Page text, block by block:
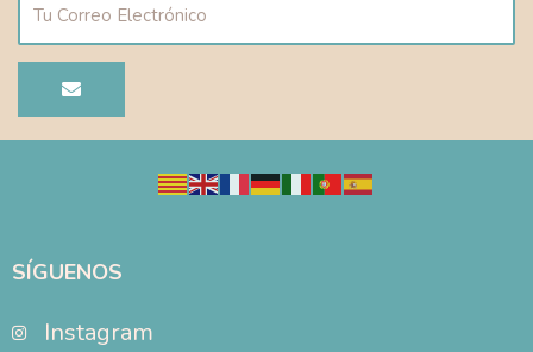
electrónico
ENVIAR
SÍGUENOS
Instagram